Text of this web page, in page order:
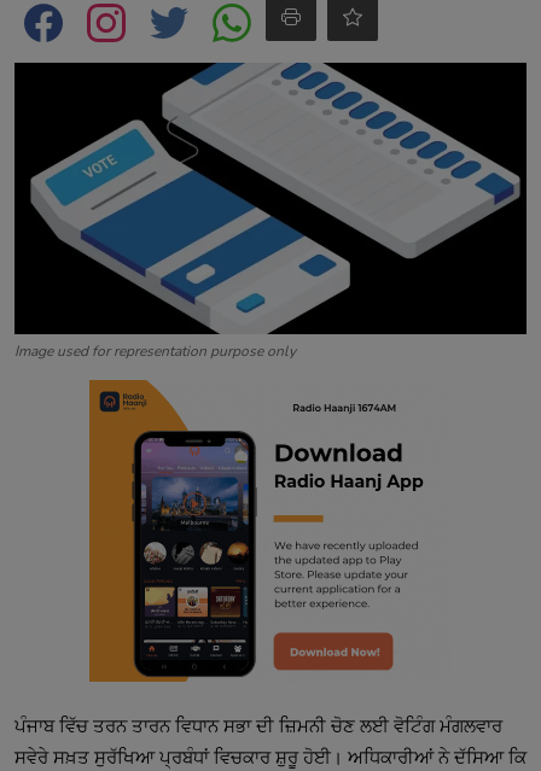
Contact
Image used for representation purpose only
ਪੰਜਾਬ ਵਿੱਚ ਤਰਨ ਤਾਰਨ ਵਿਧਾਨ ਸਭਾ ਦੀ ਜ਼ਿਮਨੀ ਚੋਣ ਲਈ ਵੋਟਿੰਗ ਮੰਗਲਵਾਰ
ਸਵੇਰੇ ਸਖ਼ਤ ਸੁਰੱਖਿਆ ਪ੍ਰਬੰਧਾਂ ਵਿਚਕਾਰ ਸ਼ੁਰੂ ਹੋਈ। ਅਧਿਕਾਰੀਆਂ ਨੇ ਦੱਸਿਆ ਕਿ